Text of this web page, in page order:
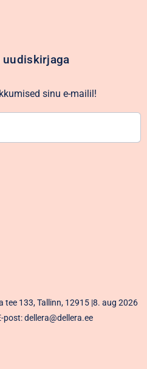
uudiskirjaga
sinu e-mailil!
tee 133, Tallinn, 12915 |8. aug 2026
post: dellera@dellera.ee